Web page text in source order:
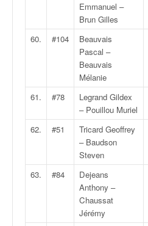
Emmanuel –
Brun Gilles
60. #104
Beauvais
Pascal –
Beauvais
Mélanie
61. #78
Legrand Gildex
– Pouillou Muriel
62. #51
Tricard Geoffrey
– Baudson
Steven
63. #84
Dejeans
Anthony –
Chaussat
Jérémy